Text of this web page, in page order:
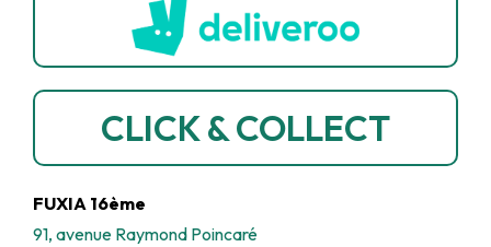
CLICK & COLLECT
FUXIA 16ème
91, avenue Raymond Poincaré